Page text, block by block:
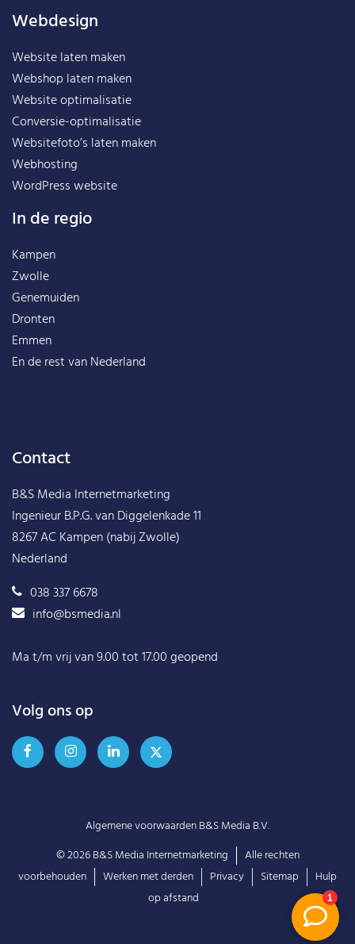
Webdesign
Website laten maken
Webshop laten maken
Website optimalisatie
Conversie-optimalisatie
Websitefoto’s laten maken
Webhosting
WordPress website
In de regio
Kampen
Zwolle
Genemuiden
Dronten
Emmen
En de rest vanNederland
Contact
B&S Media Internetmarketing
Ingenieur B.P.G. van Diggelenkade 11
8267 AC Kampen (nabij Zwolle)
Nederland
038 337 6678
info@bsmedia.nl
Ma t/m vrij van 9.00 tot 17.00 geopend
Volg ons op
Algemene voorwaarden B&S Media B.V.
© 2026B&S Media Internetmarketing
Alle rechten
voorbehouden
Werken met derden Privacy Sitemap
Hulp
op afstand